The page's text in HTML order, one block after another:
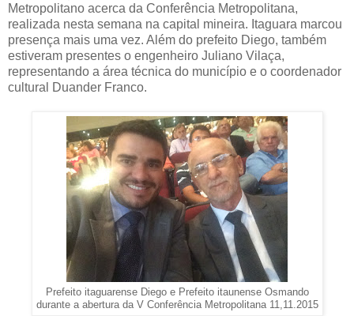
Metropolitano acerca da Conferência Metropolitana,
realizada nesta semana na capital mineira. Itaguara marcou
presença mais uma vez. Além do prefeito Diego, também
estiveram presentes o engenheiro Juliano Vilaça,
representando a área técnica do município e o coordenador
cultural Duander Franco.
Prefeito itaguarense Diego e Prefeito itaunense Osmando
durante a abertura da V Conferência Metropolitana 11,11.2015